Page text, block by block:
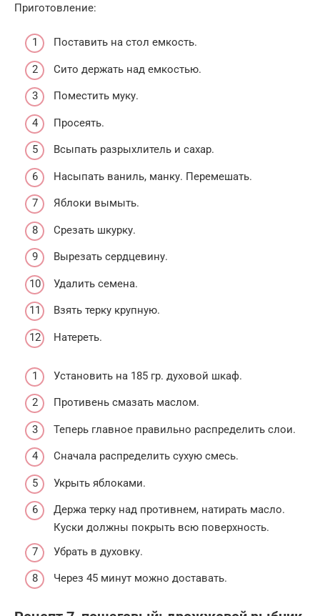
Приготовление:
Поставить на стол емкость.
Сито держать над емкостью.
Поместить муку.
Просеять.
Всыпать разрыхлитель и сахар.
Насыпать ваниль, манку. Перемешать.
Яблоки вымыть.
Срезать шкурку.
Вырезать сердцевину.
Удалить семена.
Взять терку крупную.
Натереть.
Установить на 185 гр. духовой шкаф.
Противень смазать маслом.
Теперь главное правильно распределить слои.
Сначала распределить сухую смесь.
Укрыть яблоками.
Держа терку над противнем, натирать масло.
Куски должны покрыть всю поверхность.
Убрать в духовку.
Через 45 минут можно доставать.